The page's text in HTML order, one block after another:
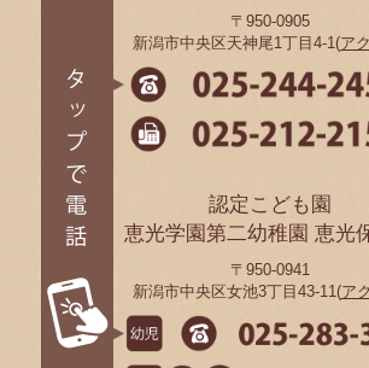
〒950-0905
新潟市中央区天神尾1丁目4-1(ア
認定こども園
恵光学園第二幼稚園 恵光
〒950-0941
新潟市中央区女池3丁目43-11(ア